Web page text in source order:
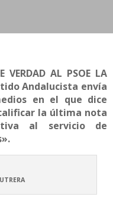
AL PSOE LA
Andalucista envía
en el que dice
la última nota
al servicio de